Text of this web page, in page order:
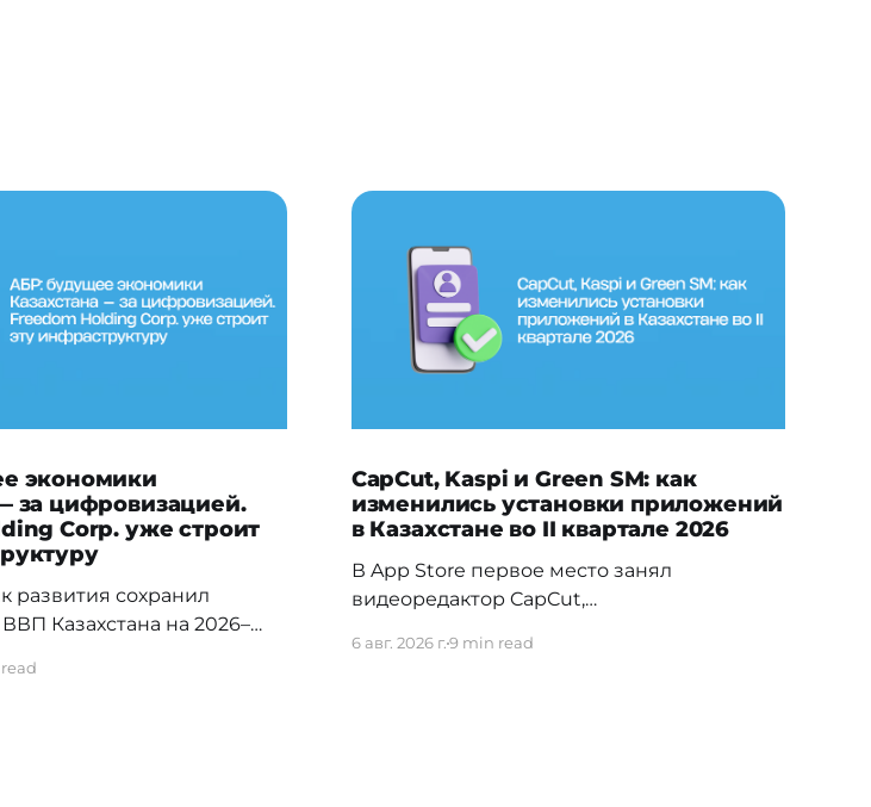
экономики
за цифровизацией.
Corp. уже строит
развития сохранил
Казахстана на 2026–
драйверами
CapCut, Kaspi и Green SM: как
изменились установки приложений
в Казахстане во II квартале 2026
В App Store первое место занял
видеоредактор CapCut,
первого квартала. На Android заметно
6 авг. 2026 г.9 min read